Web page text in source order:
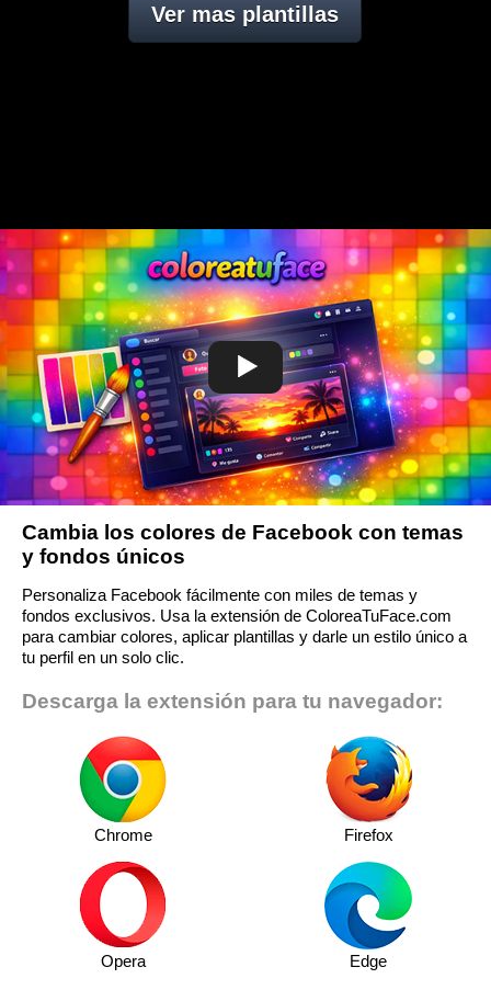
Ver mas plantillas
Cambia los colores de Facebook con temas
y fondos únicos
Personaliza Facebook fácilmente con miles de temas y
fondos exclusivos. Usa la extensión de ColoreaTuFace.com
para cambiar colores, aplicar plantillas y darle un estilo único a
tu perfil en un solo clic.
Descarga la extensión para tu navegador:
Chrome Firefox
Opera Edge